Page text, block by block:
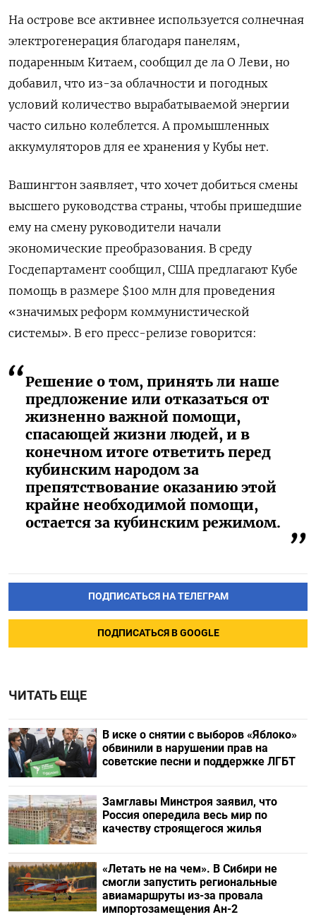
На острове все активнее используется солнечная
электрогенерация благодаря панелям,
подаренным Китаем, сообщил де ла О Леви, но
добавил, что из-за облачности и погодных
условий количество вырабатываемой энергии
часто сильно колеблется. А промышленных
аккумуляторов для ее хранения у Кубы нет.
Вашингтон заявляет, что хочет добиться смены
высшего руководства страны, чтобы пришедшие
ему на смену руководители начали
экономические преобразования. В среду
Госдепартамент сообщил, США предлагают Кубе
помощь в размере $100 млн для проведения
«значимых реформ коммунистической
системы». В его пресс-релизе говорится:
Решение о том, принять ли наше
предложение или отказаться от
жизненно важной помощи,
спасающей жизни людей, и в
конечном итоге ответить перед
кубинским народом за
препятствование оказанию этой
крайне необходимой помощи,
остается за кубинским режимом.
ПОДПИСАТЬСЯ НА ТЕЛЕГРАМ
ПОДПИСАТЬСЯ В GOOGLE
ЧИТАТЬ ЕЩЕ
В иске о снятии с выборов «Яблоко»
обвинили в нарушении прав на
советские песни и поддержке ЛГБТ
Замглавы Минстроя заявил, что
Россия опередила весь мир по
качеству строящегося жилья
«Летать не на чем». В Сибири не
смогли запустить региональные
авиамаршруты из-за провала
импортозамещения Ан-2